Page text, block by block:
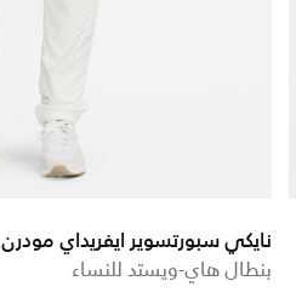
نايكي سبورتسوير ايفريداي مودرن
بنطال هاي-ويستد للنساء